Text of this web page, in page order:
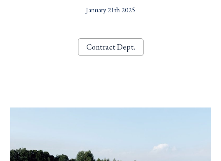
RECRUIT
NEWS
January 21th 2025
Contract Dept.